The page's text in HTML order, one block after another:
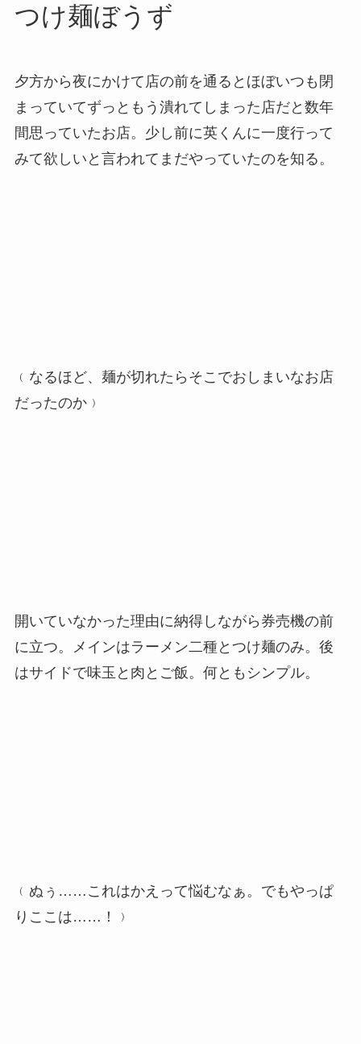
つけ麺ぼうず
夕方から夜にかけて店の前を通るとほぼいつも閉
まっていてずっともう潰れてしまった店だと数年
間思っていたお店。少し前に英くんに一度行って
みて欲しいと言われてまだやっていたのを知る。
﹙なるほど、麺が切れたらそこでおしまいなお店
だったのか﹚
開いていなかった理由に納得しながら券売機の前
に立つ。メインはラーメン二種とつけ麺のみ。後
はサイドで味玉と肉とご飯。何ともシンプル。
﹙ぬぅ……これはかえって悩むなぁ。でもやっぱ
りここは……！﹚